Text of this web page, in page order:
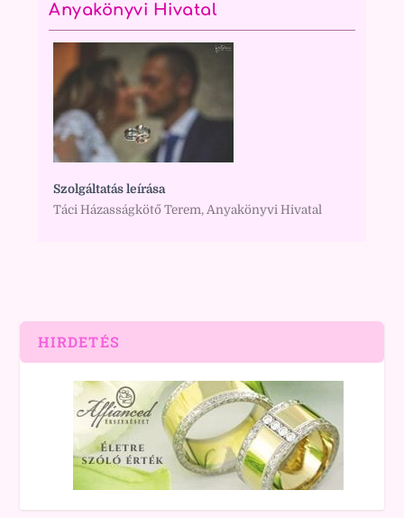
Anyakönyvi Hivatal
Szolgáltatás leírása
Táci Házasságkötő Terem, Anyakönyvi Hivatal
HIRDETÉS